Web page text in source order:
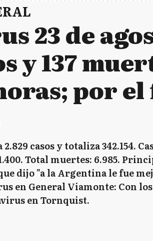
23 de
y 137
por el
casos y totaliza 342.154.
Total muertes: 6.985.
dijo "a la Argentina le fue
en General Viamonte: Con los
en Tornquist.